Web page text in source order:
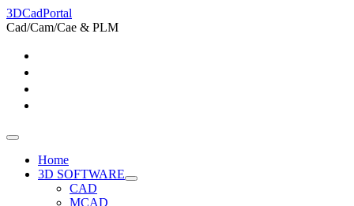
3DCadPortal
Cad/Cam/Cae & PLM
Home
3D SOFTWARE
CAD
MCAD